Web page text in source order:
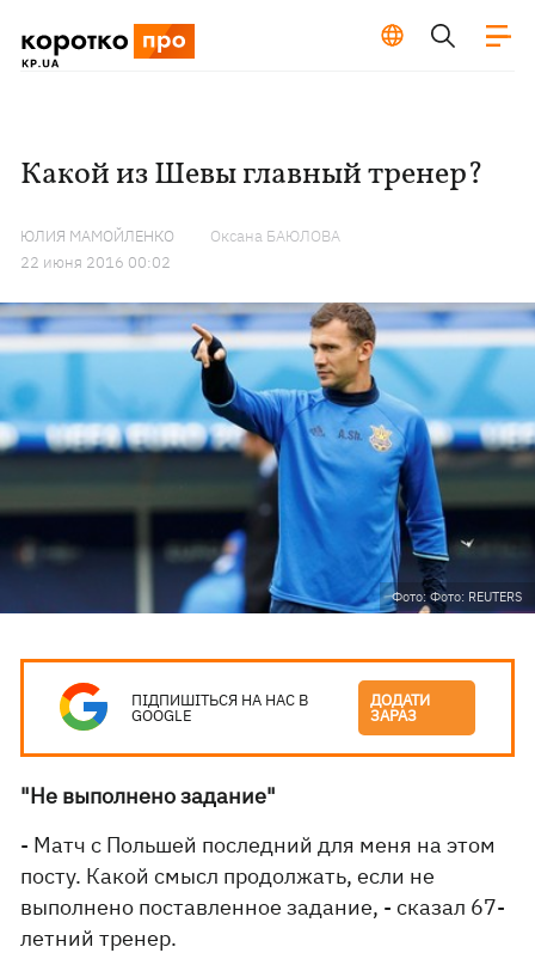
Какой из Шевы главный тренер?
ЮЛИЯ МАМОЙЛЕНКО
Оксана БАЮЛОВА
22 июня 2016 00:02
Фото: Фото: REUTERS
ПІДПИШІТЬСЯ НА НАС В
GOOGLE
ДОДАТИ
ЗАРАЗ
"Не выполнено задание"
- Матч с Польшей последний для меня на этом
посту. Какой смысл продолжать, если не
выполнено поставленное задание, - сказал 67-
летний тренер.